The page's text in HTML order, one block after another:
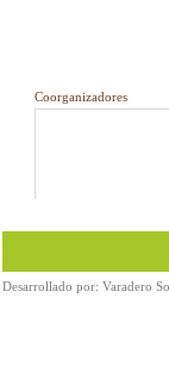
Coorganizadores
Desarrollado por: Varadero